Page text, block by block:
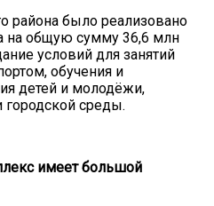
района было реализовано
на общую сумму 36,6 млн
условий для занятий
обучения и
детей и молодёжи,
среды.
имеет большой